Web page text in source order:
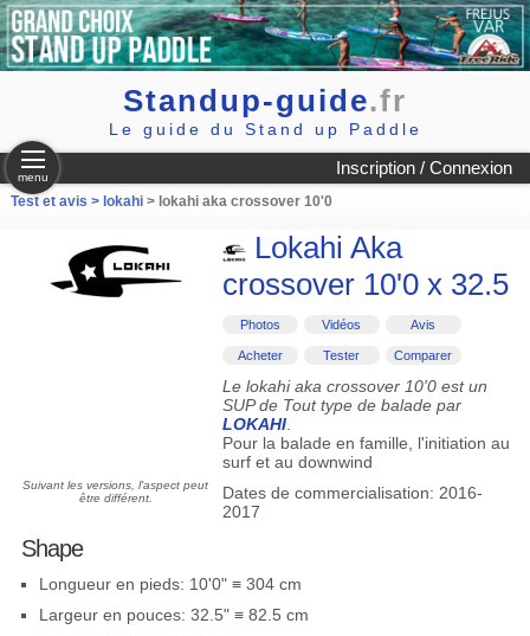
Standup-guide.fr
Le guide du Stand up Paddle
Inscription / Connexion
menu
Test et avis > lokahi> lokahi aka crossover 10'0
Suivant les versions, l'aspect peut
être différent.
Lokahi Aka
crossover 10'0 x 32.5
Photos Vidéos Avis
Acheter Tester Comparer
Le lokahi aka crossover 10'0 est un
SUP de Tout type de balade par
LOKAHI.
Pour la balade en famille, l'initiation au
surf et au downwind
Dates de commercialisation: 2016-
2017
Shape
Longueur en pieds: 10'0" ≡ 304 cm
Largeur en pouces: 32.5" ≡ 82.5 cm